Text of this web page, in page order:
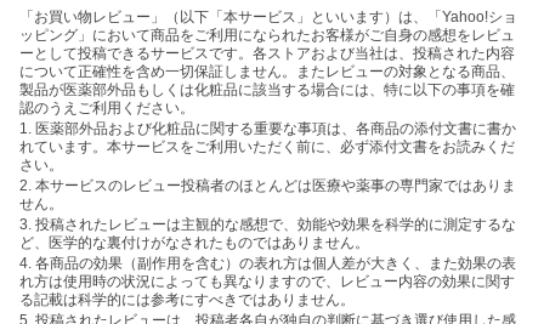
「お買い物レビュー」（以下「本サービス」といいます）は、「Yahoo!ショ
ッピング」において商品をご利用になられたお客様がご自身の感想をレビュ
ーとして投稿できるサービスです。各ストアおよび当社は、投稿された内容
について正確性を含め一切保証しません。またレビューの対象となる商品、
製品が医薬部外品もしくは化粧品に該当する場合には、特に以下の事項を確
認のうえご利用ください。
1. 医薬部外品および化粧品に関する重要な事項は、各商品の添付文書に書か
れています。本サービスをご利用いただく前に、必ず添付文書をお読みくだ
さい。
2. 本サービスのレビュー投稿者のほとんどは医療や薬事の専門家ではありま
せん。
3. 投稿されたレビューは主観的な感想で、効能や効果を科学的に測定するな
ど、医学的な裏付けがなされたものではありません。
4. 各商品の効果（副作用を含む）の表れ方は個人差が大きく、また効果の表
れ方は使用時の状況によっても異なりますので、レビュー内容の効果に関す
る記載は科学的には参考にすべきではありません。
5. 投稿されたレビューは、投稿者各自が独自の判断に基づき選び使用した感